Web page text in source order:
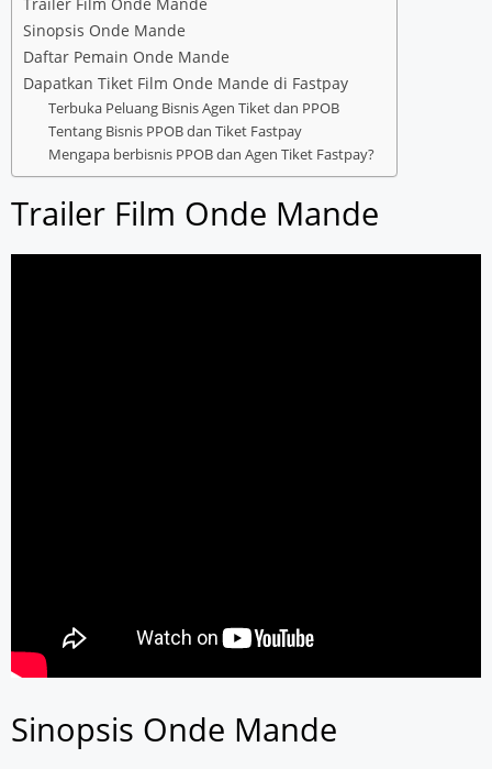
Sinopsis Onde Mande
Daftar Pemain Onde Mande
Dapatkan Tiket Film Onde Mande di Fastpay
Terbuka Peluang Bisnis Agen Tiket dan PPOB
Tentang Bisnis PPOB dan Tiket Fastpay
Mengapa berbisnis PPOB dan Agen Tiket Fastpay?
Trailer Film Onde Mande
Sinopsis Onde Mande